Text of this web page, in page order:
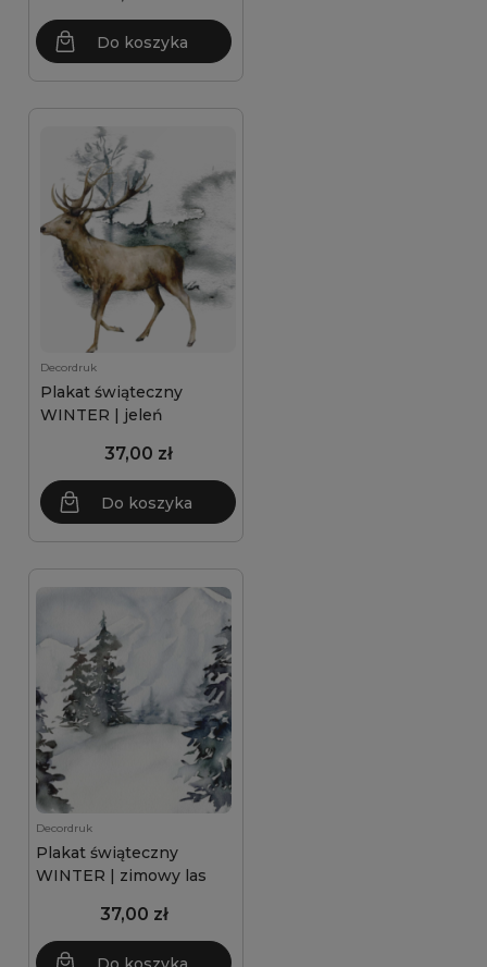
Do koszyka
Decordruk
Plakat świąteczny
WINTER | jeleń
37,00 zł
Do koszyka
Decordruk
Plakat świąteczny
WINTER | zimowy las
37,00 zł